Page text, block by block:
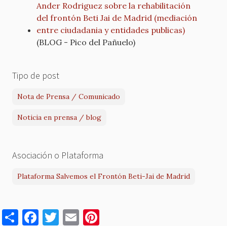
Ander Rodriguez sobre la rehabilitación
del frontón Beti Jai de Madrid (mediación
entre ciudadania y entidades publicas)
(BLOG - Pico del Pañuelo)
Tipo de post
Nota de Prensa / Comunicado
Noticia en prensa / blog
Asociación o Plataforma
Plataforma Salvemos el Frontón Beti-Jai de Madrid
S F T E